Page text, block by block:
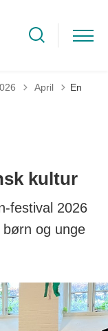
Tilbage til
April
En
kultur
festival 2026
og unge